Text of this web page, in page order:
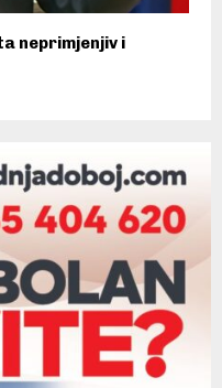
neprimjenjiv i